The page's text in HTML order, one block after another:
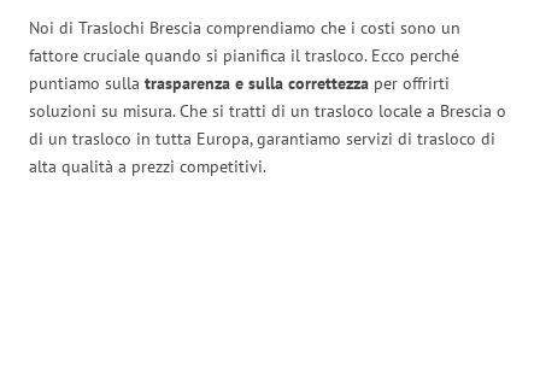
Noi di Traslochi Brescia comprendiamo che i costi sono un
fattore cruciale quando si pianifica il trasloco. Ecco perché
puntiamo sulla trasparenza e sulla correttezza per offrirti
soluzioni su misura. Che si tratti di un trasloco locale a Brescia o
di un trasloco in tutta Europa, garantiamo servizi di trasloco di
alta qualità a prezzi competitivi.